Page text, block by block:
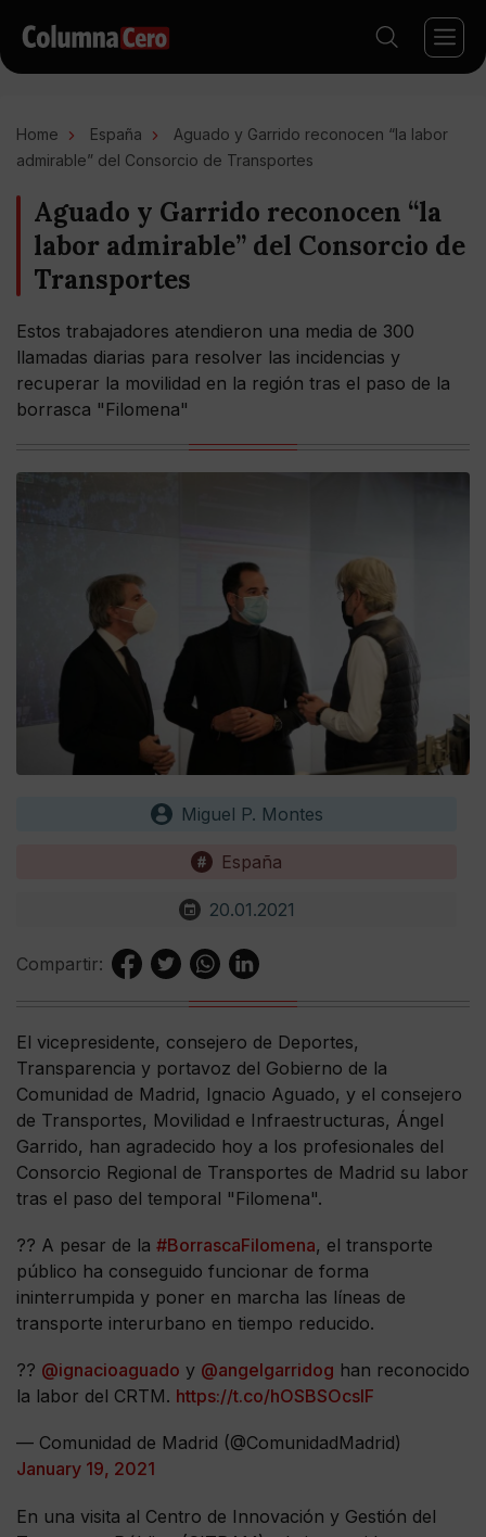
Home España
Aguado y Garrido reconocen “la labor
admirable” del Consorcio de Transportes
Aguado y Garrido reconocen “la
labor admirable” del Consorcio de
Transportes
Estos trabajadores atendieron una media de 300
llamadas diarias para resolver las incidencias y
recuperar la movilidad en la región tras el paso de la
borrasca "Filomena"
Miguel P. Montes
España
20.01.2021
Compartir:
El vicepresidente, consejero de Deportes,
Transparencia y portavoz del Gobierno de la
Comunidad de Madrid, Ignacio Aguado, y el consejero
de Transportes, Movilidad e Infraestructuras, Ángel
Garrido, han agradecido hoy a los profesionales del
Consorcio Regional de Transportes de Madrid su labor
tras el paso del temporal "Filomena".
?? A pesar de la #BorrascaFilomena, el transporte
público ha conseguido funcionar de forma
ininterrumpida y poner en marcha las líneas de
transporte interurbano en tiempo reducido.
?? @ignacioaguado y @angelgarridog han reconocido
la labor del CRTM. https://t.co/hOSBSOcsIF
— Comunidad de Madrid (@ComunidadMadrid)
January 19, 2021
En una visita al Centro de Innovación y Gestión del